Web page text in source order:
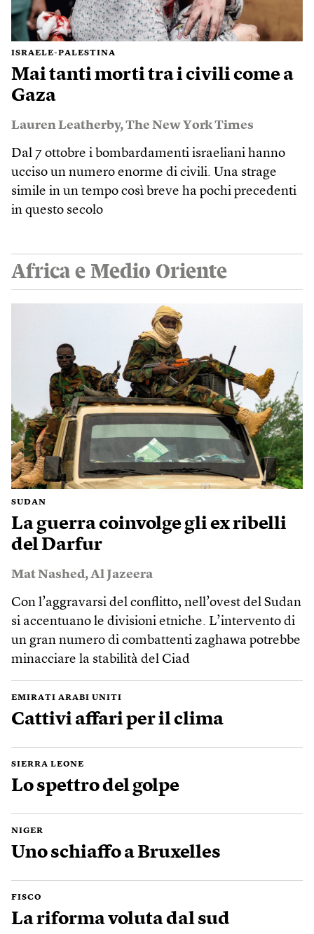
ISRAELE-PALESTINA
Mai tanti morti tra i civili come a
Gaza
Lauren Leatherby,The New York Times
Dal 7 ottobre i bombardamenti israeliani hanno
ucciso un numero enorme di civili. Una strage
simile in un tempo così breve ha pochi precedenti
in questo secolo
Africa e Medio Oriente
SUDAN
La guerra coinvolge gli ex ribelli
del Darfur
Mat Nashed , Al Jazeera
Con l’aggravarsi del conflitto, nell’ovest del Sudan
si accentuano le divisioni etniche. L’intervento di
un gran numero di combattenti zaghawa potrebbe
minacciare la stabilità del Ciad
EMIRATI ARABI UNITI
Cattivi affari per il clima
SIERRA LEONE
Lo spettro del golpe
NIGER
Uno schiaffo a Bruxelles
FISCO
La riforma voluta dal sud